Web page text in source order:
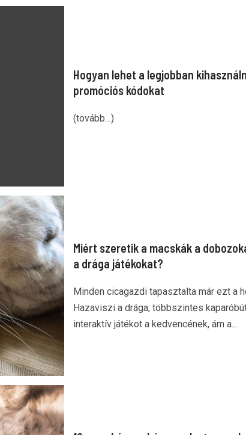
Hogyan lehet a legjobban
promóciós kódokat
(tovább…)
Miért szeretik a macskák a
a drága játékokat?
Minden cicagazdi tapasztalta már ezt a
Hazaviszi a drága, többszintes
interaktív játékot a kedvencének, ám a...